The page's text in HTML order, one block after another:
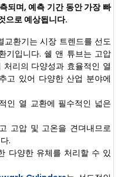
되며, 예측 기간 동안 가장 빠
으로 예상됩니다.
환기는 시장 트렌드를 선도
기입니다. 쉘 앤 튜브는 고압
리의 다양성과 효율적인 열
고 있어 다양한 산업 분야에
인 열 교환에 필수적인 넓은
고압 및 고온을 견뎌내므로
.
다양한 유체를 처리할 수 있